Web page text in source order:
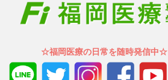
☆福岡医療の日常を随時発信中☆